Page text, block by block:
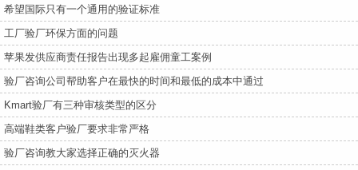
希望国际只有一个通用的验证标准
工厂验厂环保方面的问题
苹果发供应商责任报告出现多起雇佣童工案例
验厂咨询公司帮助客户在最快的时间和最低的成本中通过
Kmart验厂有三种审核类型的区分
高端鞋类客户验厂要求非常严格
验厂咨询教大家选择正确的灭火器